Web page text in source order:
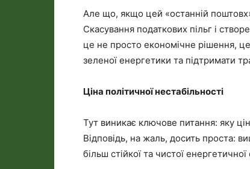
Але що, якщо цей «останній
Скасування податкових пільг і
це не просто економічне рішення,
зеленої енергетики та підтримати
Ціна політичної нестабільності
Тут виникає ключове питання: яку
Відповідь, на жаль, досить проста:
більш стійкої та чистої